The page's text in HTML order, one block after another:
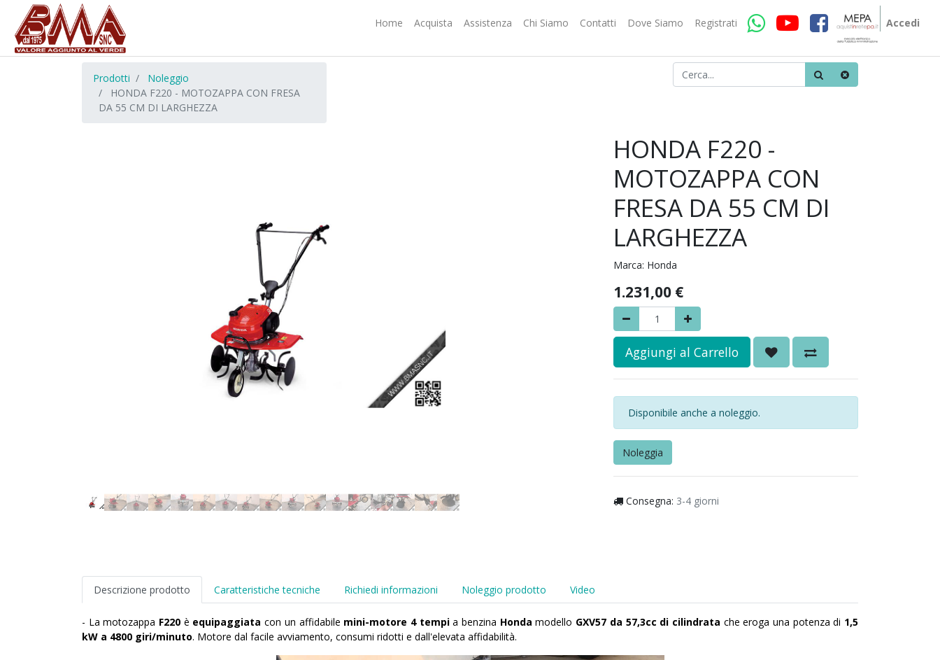
Home Acquista Assistenza Chi Siamo Contatti Dove Siamo Registrati Accedi
Prodotti
Noleggio
HONDA F220 - MOTOZAPPA CON FRESA
DA 55 CM DI LARGHEZZA
HONDA F220 -
MOTOZAPPA CON
FRESA DA 55 CM DI
LARGHEZZA
Marca: Honda
1.231,00 €
Aggiungi al Carrello
Disponibile anche a noleggio.
Noleggia
Consegna: 3-4 giorni
Descrizione prodotto Caratteristiche tecniche Richiedi informazioni Noleggio prodotto Video
- La motozappa F220 è equipaggiata con un affidabile mini-motore 4 tempia benzina Hondamodello GXV57 da 57,3cc di cilindrata che eroga una potenza di 1,5
kW a 4800 giri/minuto. Motore dal facile avviamento, consumi ridotti e dall'elevata affidabilità.